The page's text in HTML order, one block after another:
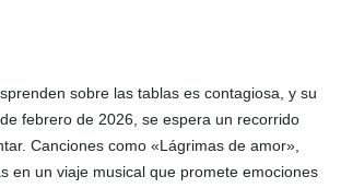
sobre las tablas es contagiosa, y su
febrero de 2026, se espera un recorrido
Canciones como «Lágrimas de amor»,
en un viaje musical que promete emociones